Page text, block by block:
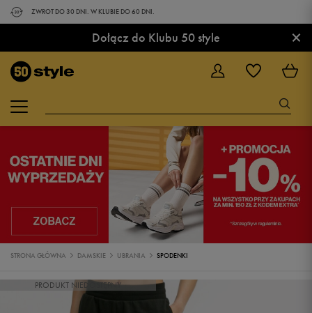
ZWROT DO 30 DNI. W KLUBIE DO 60 DNI.
Dołącz do Klubu 50 style ×
STRONA GŁÓWNA DAMSKIE UBRANIA SPODENKI
PRODUKT NIEDOSTĘPNY